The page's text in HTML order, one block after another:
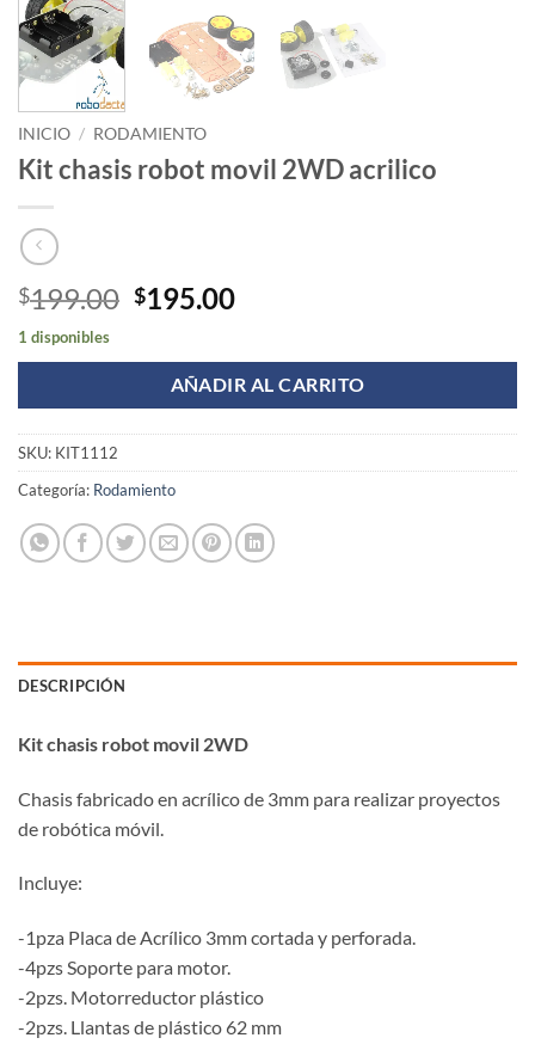
INICIO / RODAMIENTO
Kit chasis robot movil 2WD acrilico
$199.00 Original
was:
$199.00.
$195.00Current
is:
$195.00.
1 disponibles
AÑADIR AL CARRITO
SKU: KIT1112
Categoría: Rodamiento
DESCRIPCIÓN
Kit chasis robot movil 2WD
Chasis fabricado en acrílico de 3mm para realizar proyectos
de robótica móvil.
Incluye:
-1pza Placa de Acrílico 3mm cortada y perforada.
-4pzs Soporte para motor.
-2pzs. Motorreductor plástico
-2pzs. Llantas de plástico 62 mm